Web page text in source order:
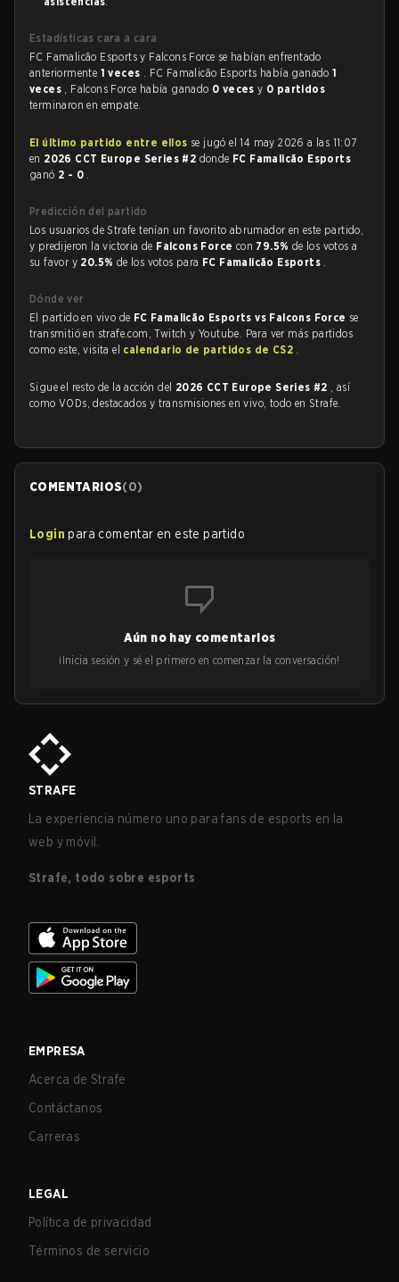
Estadísticas cara a cara
FC Famalicão Esports y Falcons Force se habían enfrentado
anteriormente 1 veces . FC Famalicão Esports había ganado1
veces , Falcons Force había ganado 0 vecesy 0 partidos
terminaron en empate.
El último partido entre ellos se jugó el 14 may 2026 a las 11:07
en 2026 CCT Europe Series #2 donde FC Famalicão Esports
ganó 2 - 0 .
Predicción del partido
Los usuarios de Strafe tenían un favorito abrumador en este partido,
y predijeron la victoria de Falcons Force con 79.5% de los votos a
su favor y 20.5% de los votos para FC Famalicão Esports .
Dónde ver
El partido en vivo de FC Famalicão Esports vs Falcons Force se
transmitió en strafe.com, Twitch y Youtube. Para ver más partidos
como este, visita el calendario de partidos de CS2 .
Sigue el resto de la acción del 2026 CCT Europe Series #2 , así
como VODs, destacados y transmisiones en vivo, todo en Strafe.
COMENTARIOS(0)
Login para comentar en este partido
Aún no hay comentarios
¡Inicia sesión y sé el primero en comenzar la conversación!
STRAFE
La experiencia número uno para fans de esports en la
web y móvil.
Strafe, todo sobre esports
EMPRESA
Acerca de Strafe
Contáctanos
Carreras
LEGAL
Política de privacidad
Términos de servicio